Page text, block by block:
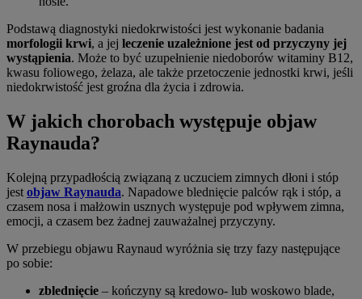
Podstawą diagnostyki niedokrwistości jest wykonanie badania
morfologii krwi, a jej leczenie uzależnione jest od przyczyny jej
wystąpienia. Może to być uzupełnienie niedoborów witaminy B12,
kwasu foliowego, żelaza, ale także przetoczenie jednostki krwi, jeśli
niedokrwistość jest groźna dla życia i zdrowia.
W jakich chorobach występuje objaw
Raynauda?
Kolejną przypadłością związaną z uczuciem zimnych dłoni i stóp
jest objaw Raynauda. Napadowe blednięcie palców rąk i stóp, a
czasem nosa i małżowin usznych występuje pod wpływem zimna,
emocji, a czasem bez żadnej zauważalnej przyczyny.
W przebiegu objawu Raynaud wyróżnia się trzy fazy następujące
po sobie:
zblednięcie – kończyny są kredowo- lub woskowo blade,